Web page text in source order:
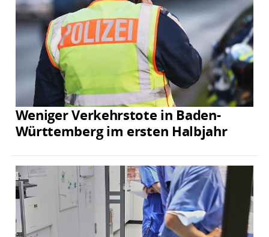
Weniger Verkehrstote in Baden-
Württemberg im ersten Halbjahr